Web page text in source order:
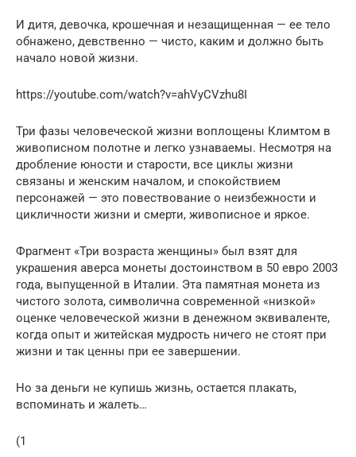
И дитя, девочка, крошечная и незащищенная — ее тело
обнажено, девственно — чисто, каким и должно быть
начало новой жизни.
https://youtube.com/watch?v=ahVyCVzhu8I
Три фазы человеческой жизни воплощены Климтом в
живописном полотне и легко узнаваемы. Несмотря на
дробление юности и старости, все циклы жизни
связаны и женским началом, и спокойствием
персонажей — это повествование о неизбежности и
цикличности жизни и смерти, живописное и яркое.
Фрагмент «Три возраста женщины» был взят для
украшения аверса монеты достоинством в 50 евро 2003
года, выпущенной в Италии. Эта памятная монета из
чистого золота, символична современной «низкой»
оценке человеческой жизни в денежном эквиваленте,
когда опыт и житейская мудрость ничего не стоят при
жизни и так ценны при ее завершении.
Но за деньги не купишь жизнь, остается плакать,
вспоминать и жалеть…
(1